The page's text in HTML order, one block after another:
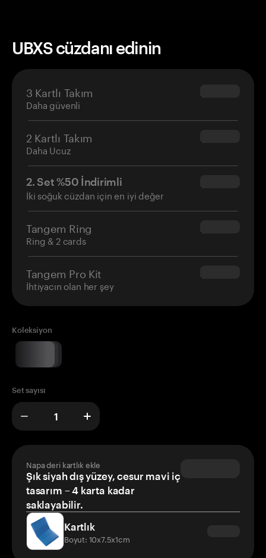
UBXS cüzdanı edinin
3 Kartlı Takım
Daha güvenli
$69.90
2 Kartlı Takım
Daha Ucuz
$54.90
2. Set %50 İndirimli
İki soğuk cüzdan için en iyi değer
$34.95
Tangem Ring
Ring & 2 cards
$160.00
Tangem Pro Kit
İhtiyacın olan her şey
$180.00
Koleksiyon
Set sayısı
Napa deri kartlık ekle
Şık siyah dış yüzey, cesur mavi iç
tasarım – 4 karta kadar
saklayabilir.
Kartlık
Boyut: 10x7.5x1cm